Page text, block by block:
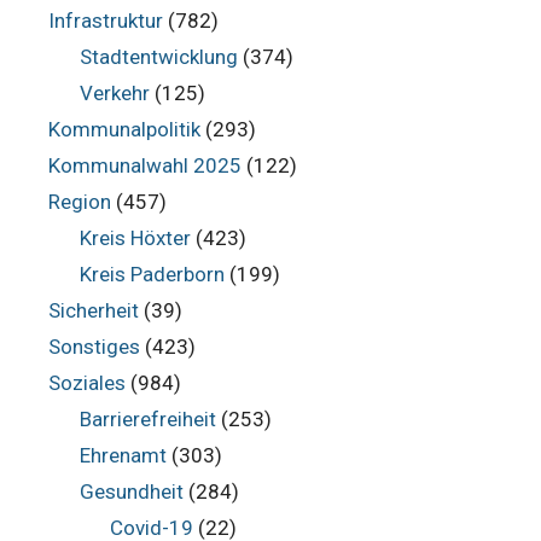
Infrastruktur (782)
Stadtentwicklung (374)
Verkehr(125)
Kommunalpolitik(293)
Kommunalwahl 2025 (122)
Region (457)
Kreis Höxter(423)
Kreis Paderborn (199)
Sicherheit (39)
Sonstiges (423)
Soziales (984)
Barrierefreiheit(253)
Ehrenamt(303)
Gesundheit(284)
Covid-19 (22)